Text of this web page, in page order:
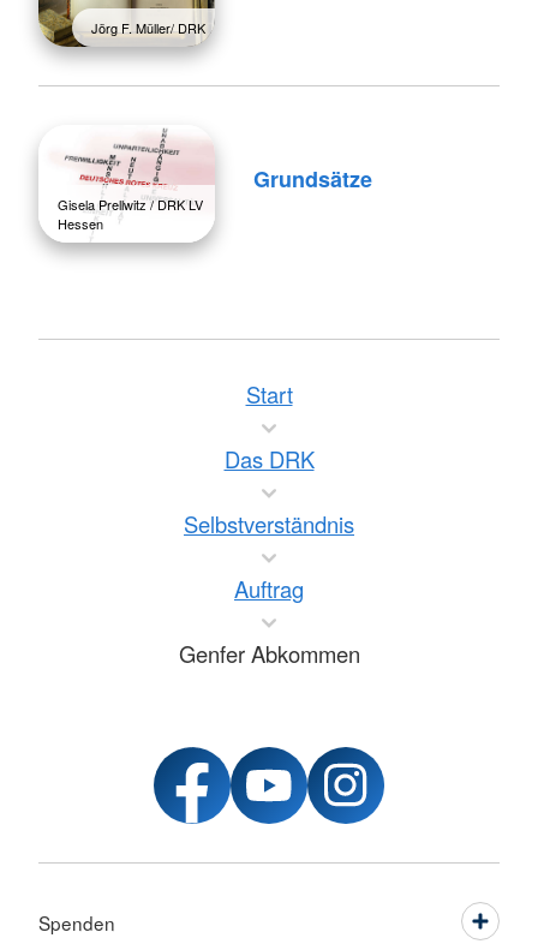
Jörg F. Müller/ DRK
Gisela Prellwitz / DRK LV
Hessen
Grundsätze
Start
Das DRK
Selbstverständnis
Auftrag
Genfer Abkommen
Spenden